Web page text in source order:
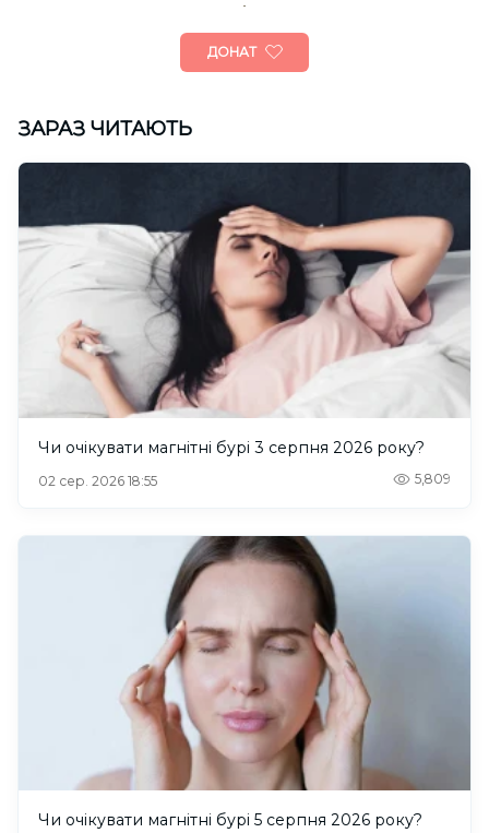
ДОНАТ
ЗАРАЗ ЧИТАЮТЬ
Чи очікувати магнітні бурі 3 серпня 2026 року?
02 сер. 2026 18:55 5,809
Чи очікувати магнітні бурі 5 серпня 2026 року?